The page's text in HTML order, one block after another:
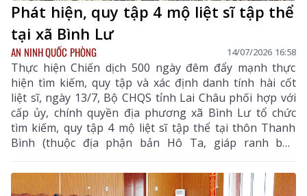
Phát hiện, quy tập 4 mộ liệt sĩ tập thể
tại xã Bình Lư
AN NINH QUỐC PHÒNG 14/07/2026 16:58
Thực hiện Chiến dịch 500 ngày đêm đẩy mạnh thực
hiện tìm kiếm, quy tập và xác định danh tính hài cốt
liệt sĩ, ngày 13/7, Bộ CHQS tỉnh Lai Châu phối hợp với
cấp ủy, chính quyền địa phương xã Bình Lư tổ chức
tìm kiếm, quy tập 4 mộ liệt sĩ tập thể tại thôn Thanh
Bình (thuộc địa phận bản Hô Ta, giáp ranh bản
Mường Cấu, xã Bình Lư, huyện Tam Đường cũ), bước
đầu xác định là cán bộ, chiến sĩ hy sinh trong kháng
chiến chống Pháp.